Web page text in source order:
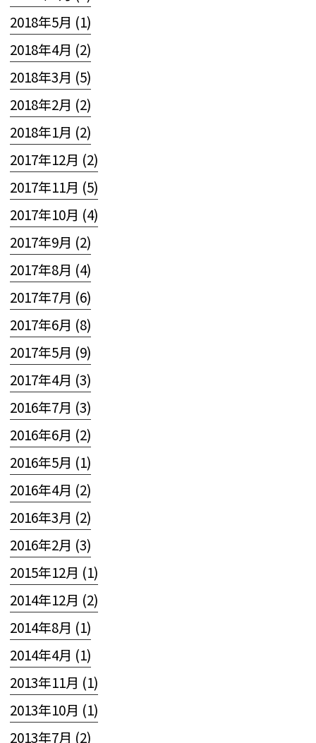
2018年5月 (1)
2018年4月 (2)
2018年3月 (5)
2018年2月 (2)
2018年1月 (2)
2017年12月 (2)
2017年11月 (5)
2017年10月 (4)
2017年9月 (2)
2017年8月 (4)
2017年7月 (6)
2017年6月 (8)
2017年5月 (9)
2017年4月 (3)
2016年7月 (3)
2016年6月 (2)
2016年5月 (1)
2016年4月 (2)
2016年3月 (2)
2016年2月 (3)
2015年12月 (1)
2014年12月 (2)
2014年8月 (1)
2014年4月 (1)
2013年11月 (1)
2013年10月 (1)
2013年7月 (2)